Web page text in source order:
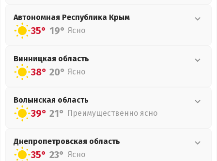
Автономная Республика Крым
35° 19° Ясно
Винницкая область
38° 20° Ясно
Волынская область
39° 21° Преимущественно ясно
Днепропетровская область
35° 23° Ясно